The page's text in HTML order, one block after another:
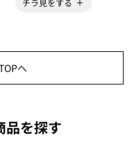
チラ見をする
へ
品を探す